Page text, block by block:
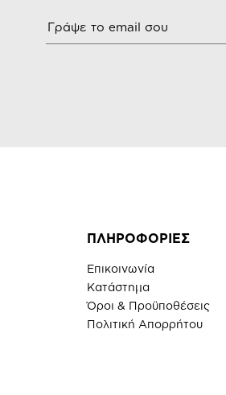
ΠΛΗΡΟΦΟΡΙΕΣ
Επικοινωνία
Κατάστημα
Όροι & Προϋποθέσεις
Πολιτική Απορρήτου